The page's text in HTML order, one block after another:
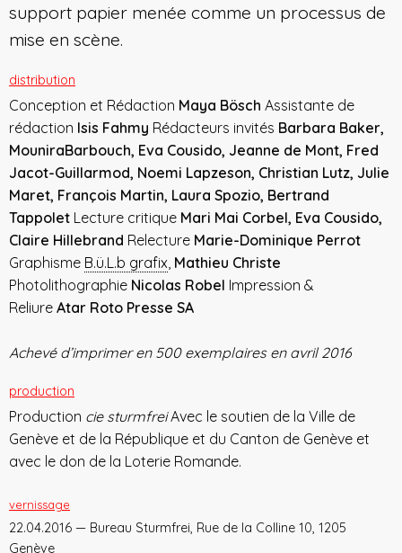
vernissage
22.04.2016 — Bureau Sturmfrei, Rue de la Colline 10, 1205
Genève
support papier menée comme un processus de
mise en scène.
distribution
Conception et Rédaction Maya Bösch Assistante de
rédaction Isis Fahmy Rédacteurs invités Barbara Baker,
MouniraBarbouch, Eva Cousido, Jeanne de Mont, Fred
Jacot-Guillarmod, Noemi Lapzeson, Christian Lutz, Julie
Maret, François Martin, Laura Spozio, Bertrand
Tappolet Lecture critique Mari Mai Corbel, Eva Cousido,
Claire Hillebrand Relecture Marie-Dominique Perrot
Graphisme B.ü.L.b grafix Mathieu Christe
Photolithographie Nicolas Robel Impression &
Reliure Atar Roto Presse SA
Achevé d’imprimer en 500 exemplaires en avril 2016
production
Production cie sturmfreiAvec le soutien de la Ville de
Genève et de la République et du Canton de Genève et
avec le don de la Loterie Romande.